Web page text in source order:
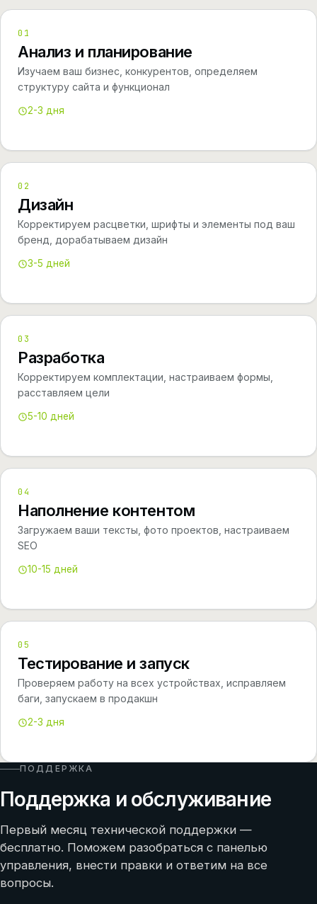
01
Анализ и планирование
Изучаем ваш бизнес, конкурентов, определяем
структуру сайта и функционал
2-3 дня
02
Дизайн
Корректируем расцветки, шрифты и элементы под ваш
бренд, дорабатываем дизайн
3-5 дней
03
Разработка
Корректируем комплектации, настраиваем формы,
расставляем цели
5-10 дней
04
Наполнение контентом
Загружаем ваши тексты, фото проектов, настраиваем
SEO
10-15 дней
05
Тестирование и запуск
Проверяем работу на всех устройствах, исправляем
баги, запускаем в продакшн
2-3 дня
ПОДДЕРЖКА
Поддержка и обслуживание
Первый месяц технической поддержки —
бесплатно. Поможем разобраться с панелью
управления, внести правки и ответим на все
вопросы.